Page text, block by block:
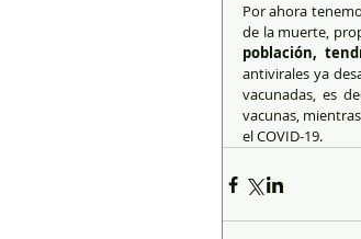
Por ahora
de la muerte,
población,
antivirales ya
vacunadas, es
vacunas,
el COVID-19.